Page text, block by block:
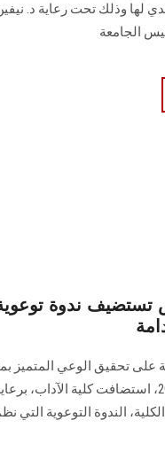
لها وذلك تحت رعاية د.
الجامعة
ندوة
تحقيق الوعي المتميز
أهدافها برؤية مصر 2030، استضافت كلية
الندوة التوعوية التي